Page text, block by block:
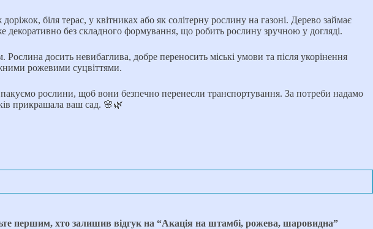
біля терас, у квітниках або як солітерну рослину на газоні. Дерево займає
декоративно без складного формування, що робить рослину зручною у догляді.
досить невибаглива, добре переносить міські умови та після укорінення
рожевими суцвіттями.
рослини, щоб вони безпечно перенесли транспортування. За потреби надамо
прикрашала ваш сад. 🌸🌿
першим, хто залишив відгук на “Акація на штамбі, рожева, шаровидна”